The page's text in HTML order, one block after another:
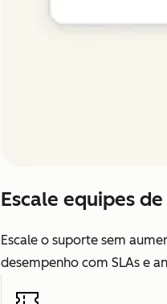
Escale equipes
Escale o suporte sem
desempenho com SLAs e